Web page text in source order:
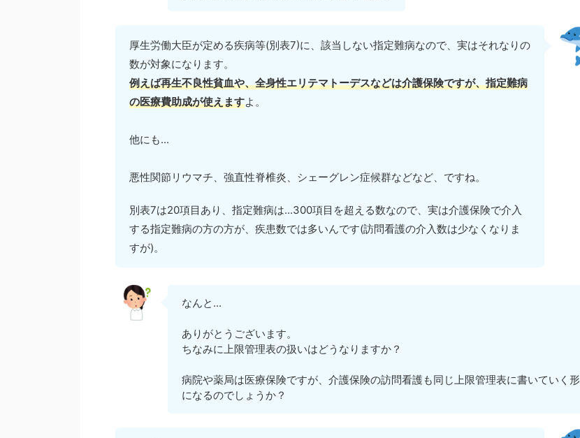
厚生労働大臣が定める疾病等(別表7)に、該当しない指定難病なので、実はそれなりの
数が対象になります。
例えば再生不良性貧血や、全身性エリテマトーデスなどは介護保険ですが、指定難病
の医療費助成が使えますよ。
他にも...
悪性関節リウマチ、強直性脊椎炎、シェーグレン症候群などなど、ですね。
別表7は20項目あり、指定難病は...300項目を超える数なので、実は介護保険で介入
する指定難病の方の方が、疾患数では多いんです(訪問看護の介入数は少なくなりま
すが)。
なんと...
ありがとうございます。
ちなみに上限管理表の扱いはどうなりますか？
病院や薬局は医療保険ですが、介護保険の訪問看護も同じ上限管理表に書いていく形
になるのでしょうか？